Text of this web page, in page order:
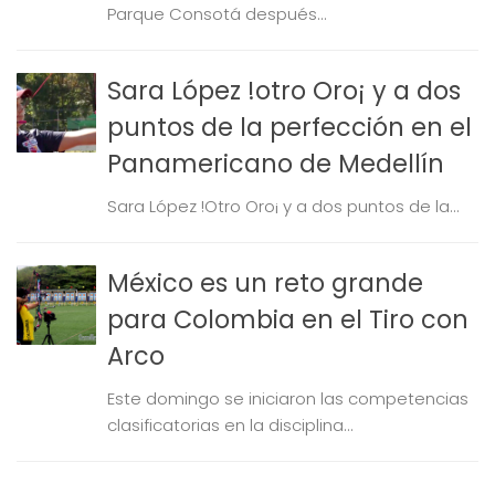
Parque Consotá después...
Sara López !otro Oro¡ y a dos
puntos de la perfección en el
Panamericano de Medellín
Sara López !Otro Oro¡ y a dos puntos de la...
México es un reto grande
para Colombia en el Tiro con
Arco
Este domingo se iniciaron las competencias
clasificatorias en la disciplina...